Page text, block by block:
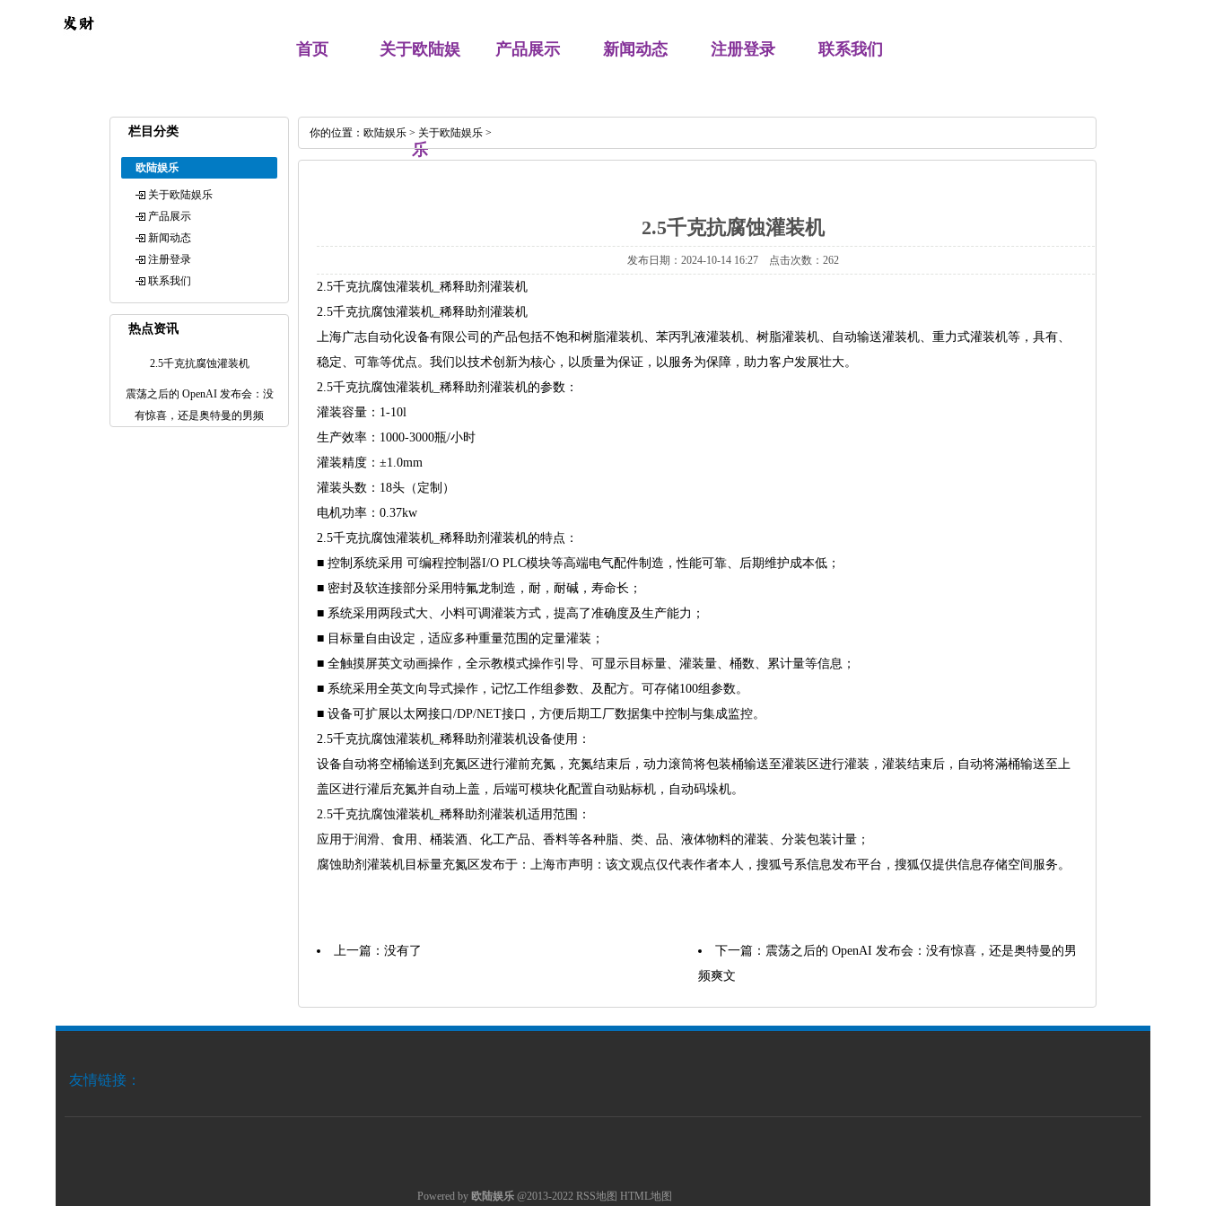
首页 关于欧陆娱
乐
产品展示 新闻动态 注册登录 联系我们
栏目分类
欧陆娱乐
关于欧陆娱乐
产品展示
新闻动态
注册登录
联系我们
热点资讯
2.5千克抗腐蚀灌装机
震荡之后的 OpenAI 发布会：没
有惊喜，还是奥特曼的男频
你的位置： 欧陆娱乐 > 关于欧陆娱乐 >
2.5千克抗腐蚀灌装机
发布日期：2024-10-14 16:27 点击次数：262
2.5千克抗腐蚀灌装机_稀释助剂灌装机
2.5千克抗腐蚀灌装机_稀释助剂灌装机
上海广志自动化设备有限公司的产品包括不饱和树脂灌装机、苯丙乳液灌装机、树脂灌装机、自动输送灌装机、重力式灌装机等，具有、
稳定、可靠等优点。我们以技术创新为核心，以质量为保证，以服务为保障，助力客户发展壮大。
2.5千克抗腐蚀灌装机_稀释助剂灌装机的参数：
灌装容量：1-10l
生产效率：1000-3000瓶/小时
灌装精度：±1.0mm
灌装头数：18头（定制）
电机功率：0.37kw
2.5千克抗腐蚀灌装机_稀释助剂灌装机的特点：
■ 控制系统采用 可编程控制器I/O PLC模块等高端电气配件制造，性能可靠、后期维护成本低；
■ 密封及软连接部分采用特氟龙制造，耐，耐碱，寿命长；
■ 系统采用两段式大、小料可调灌装方式，提高了准确度及生产能力；
■ 目标量自由设定，适应多种重量范围的定量灌装；
■ 全触摸屏英文动画操作，全示教模式操作引导、可显示目标量、灌装量、桶数、累计量等信息；
■ 系统采用全英文向导式操作，记忆工作组参数、及配方。可存储100组参数。
■ 设备可扩展以太网接口/DP/NET接口，方便后期工厂数据集中控制与集成监控。
2.5千克抗腐蚀灌装机_稀释助剂灌装机设备使用：
设备自动将空桶输送到充氮区进行灌前充氮，充氮结束后，动力滚筒将包装桶输送至灌装区进行灌装，灌装结束后，自动将滿桶输送至上
盖区进行灌后充氮并自动上盖，后端可模块化配置自动贴标机，自动码垛机。
2.5千克抗腐蚀灌装机_稀释助剂灌装机适用范围：
应用于润滑、食用、桶装酒、化工产品、香料等各种脂、类、品、液体物料的灌装、分装包装计量；
腐蚀助剂灌装机目标量充氮区发布于：上海市声明：该文观点仅代表作者本人，搜狐号系信息发布平台，搜狐仅提供信息存储空间服务。
上一篇：没有了 下一篇： 震荡之后的 OpenAI 发布会：没有惊喜，还是奥特曼的男
频爽文
友情链接：
Powered by 欧陆娱乐 @2013-2022 RSS地图 HTML地图